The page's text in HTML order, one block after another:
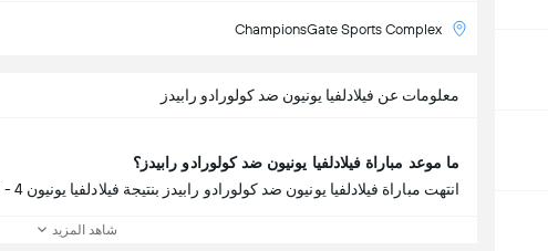
ChampionsGate Sports Complex
معلومات عن فيلادلفيا يونيون ضد كولورادو رابيدز
ما موعد مباراة فيلادلفيا يونيون ضد كولورادو رابيدز؟
انتهت مباراة فيلادلفيا يونيون ضد كولورادو رابيدز بنتيجة فيلادلفيا يونيون 4 - 1 كولورادو رابيدز.
شاهد المزيد